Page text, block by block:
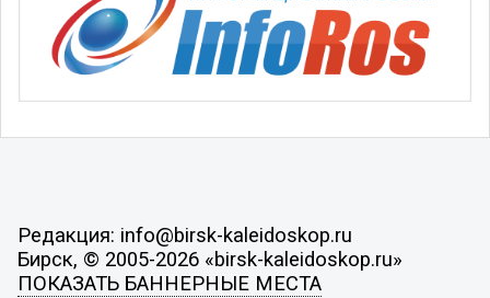
Редакция: info@birsk-kaleidoskop.ru
Бирск, © 2005-2026 «birsk-kaleidoskop.ru»
ПОКАЗАТЬ БАННЕРНЫЕ МЕСТА